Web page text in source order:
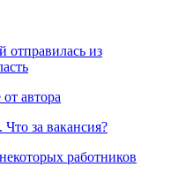
отправилась из
автора
за вакансия?
работников